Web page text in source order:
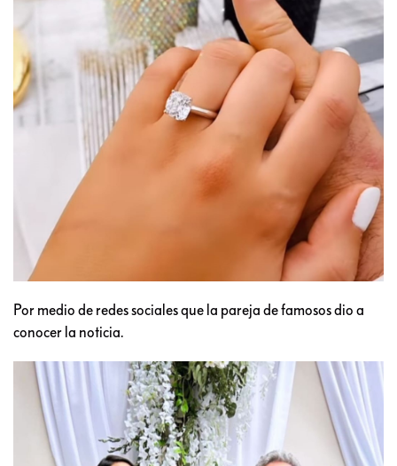
Por medio de redes sociales que la pareja de famosos dio a
conocer la noticia.